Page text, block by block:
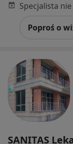
Poproś o
SANITAS